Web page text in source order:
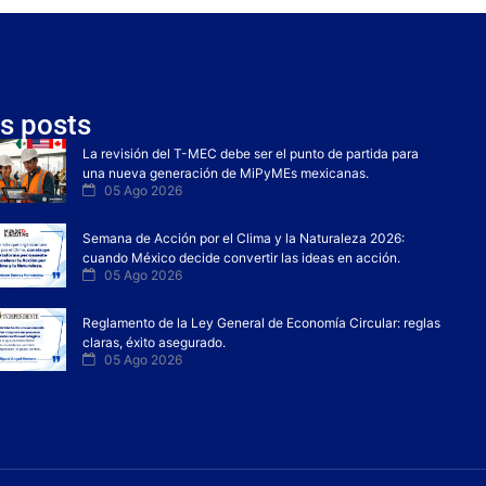
posts
La revisión del T-MEC debe ser el punto de partida para
una nueva generación de MiPyMEs mexicanas.
05 Ago 2026
Semana de Acción por el Clima y la Naturaleza 2026:
cuando México decide convertir las ideas en acción.
05 Ago 2026
Reglamento de la Ley General de Economía Circular: reglas
claras, éxito asegurado.
05 Ago 2026